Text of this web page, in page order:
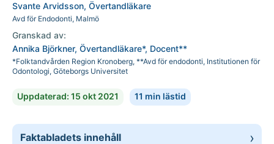
Svante Arvidsson, Övertandläkare
Avd för Endodonti, Malmö
Granskad av:
Annika Björkner, Övertandläkare*, Docent**
*Folktandvården Region Kronoberg, **Avd för endodonti, Institutionen för
Odontologi, Göteborgs Universitet
Uppdaterad: 15 okt 2021 11 min lästid
Faktabladets innehåll